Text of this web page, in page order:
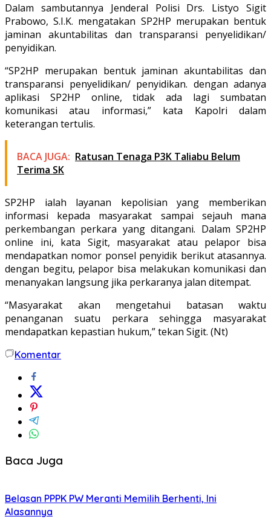
Dalam sambutannya Jenderal Polisi Drs. Listyo Sigit
Prabowo, S.I.K. mengatakan SP2HP merupakan bentuk
jaminan akuntabilitas dan transparansi penyelidikan/
penyidikan.
“SP2HP merupakan bentuk jaminan akuntabilitas dan
transparansi penyelidikan/ penyidikan. dengan adanya
aplikasi SP2HP online, tidak ada lagi sumbatan
komunikasi atau informasi,” kata Kapolri dalam
keterangan tertulis.
BACA JUGA: Ratusan Tenaga P3K Taliabu Belum
Terima SK
SP2HP ialah layanan kepolisian yang memberikan
informasi kepada masyarakat sampai sejauh mana
perkembangan perkara yang ditangani. Dalam SP2HP
online ini, kata Sigit, masyarakat atau pelapor bisa
mendapatkan nomor ponsel penyidik berikut atasannya.
dengan begitu, pelapor bisa melakukan komunikasi dan
menanyakan langsung jika perkaranya jalan ditempat.
“Masyarakat akan mengetahui batasan waktu
penanganan suatu perkara sehingga masyarakat
mendapatkan kepastian hukum,” tekan Sigit. (Nt)
Komentar
Baca Juga
Belasan PPPK PW Meranti Memilih Berhenti, Ini
Alasannya